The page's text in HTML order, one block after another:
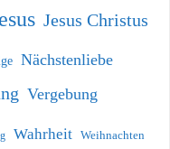
Jesus Christus
Nächstenliebe
Vergebung
Wahrheit Weihnachten